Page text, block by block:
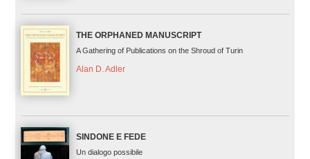
THE ORPHANED MANUSCRIPT
A Gathering of Publications on the Shroud of Turin
Alan D. Adler
SINDONE E FEDE
Un dialogo possibile